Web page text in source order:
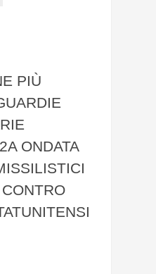
PIÙ
ONDATA